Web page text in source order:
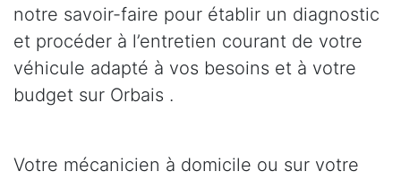
notre savoir-faire pour établir un diagnostic
et procéder à l’entretien courant de votre
véhicule adapté à vos besoins et à votre
budget sur Orbais .
Votre mécanicien à domicile ou sur votre